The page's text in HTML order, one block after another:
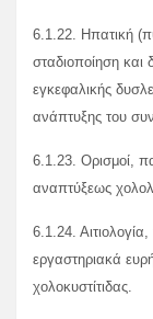
6.1.22. Ηπατική
σταδιοποίηση
εγκεφαλικής
ανάπτυξης του
6.1.23. Ορισμοί,
αναπτύξεως
6.1.24.
εργαστηριακά
χολοκυστίτιδας.